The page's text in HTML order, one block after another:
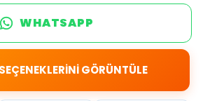
WHATSAPP
GÖRÜNTÜLE